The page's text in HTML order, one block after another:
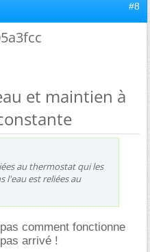
#8
et maintien à
au thermostat qui les
l'eau est reliées au
comment fonctionne
arrivé !